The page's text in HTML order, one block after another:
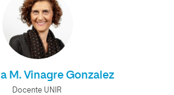
M. Vinagre Gonzalez
Docente UNIR